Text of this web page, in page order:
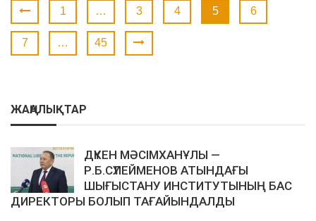
1 … 3 4 5 6
7 … 45
ЖАҢАЛЫҚТАР
ДҮКЕН МӘСІМХАНҰЛЫ —
Р.Б.СҮЛЕЙМЕНОВ АТЫНДАҒЫ
ШЫҒЫСТАНУ ИНСТИТУТЫНЫҢ БАС
ДИРЕКТОРЫ БОЛЫП ТАҒАЙЫНДАЛДЫ